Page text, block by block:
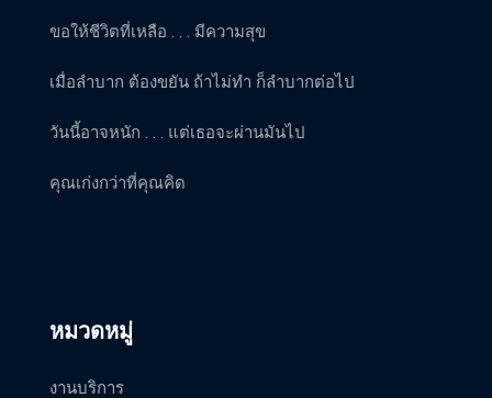
ขอให้ชีวิตที่เหลือ . . . มีความสุข
เมื่อลำบาก ต้องขยัน ถ้าไม่ทำ ก็ลำบากต่อไป
วันนี้อาจหนัก . . . แต่เธอจะผ่านมันไป
คุณเก่งกว่าที่คุณคิด
หมวดหมู่
งานบริการ